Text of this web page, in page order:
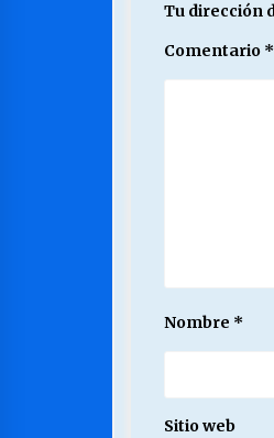
Tu dirección
Comentario *
Nombre *
Sitio web